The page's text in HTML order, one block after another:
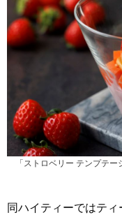
「ストロベリー テンプテ
同ハイティーではテ